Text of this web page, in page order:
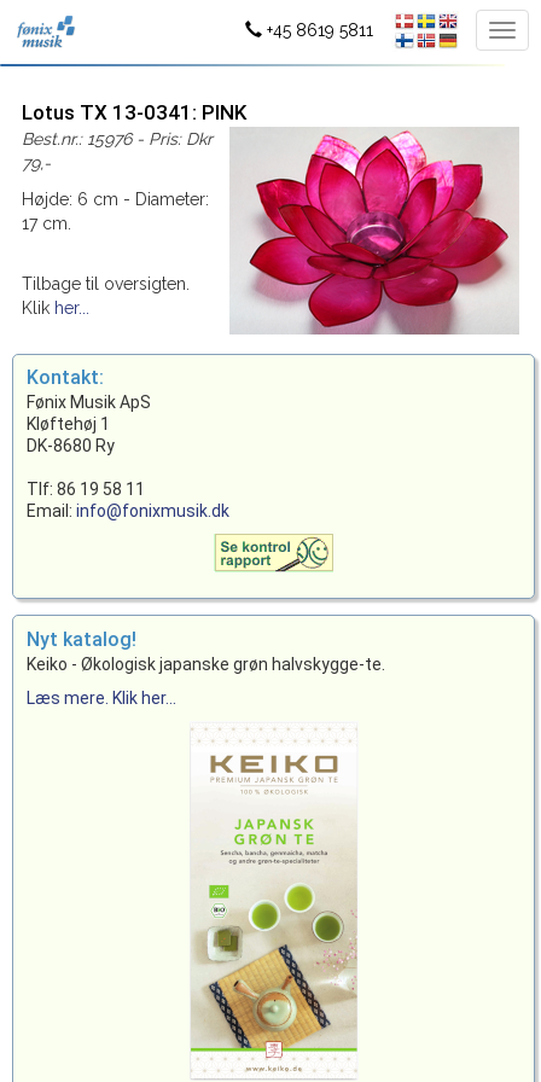
+45 8619 5811
Lotus TX 13-0341: PINK
Best.nr.: 15976 - Pris: Dkr
79,-
Højde: 6 cm - Diameter:
17 cm.
Tilbage til oversigten.
Klik her...
Kontakt:
Fønix Musik ApS
Kløftehøj 1
DK-8680 Ry
Tlf: 86 19 58 11
Email: info@fonixmusik.dk
Nyt katalog!
Keiko - Økologisk japanske grøn halvskygge-te.
Læs mere. Klik her...